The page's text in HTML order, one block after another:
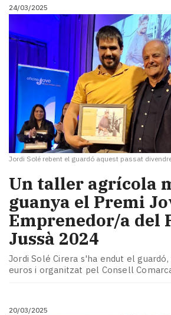
24/03/2025
Jordi Solé rebent el guardó aquest passat
Un taller agrícola
guanya el Premi
Emprenedor/a del
Jussà 2024
Jordi Solé Cirera s'ha endut el
euros i organitzat pel Consell
20/03/2025